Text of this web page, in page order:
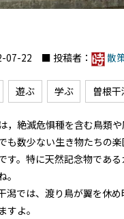
22 ■ 投稿者： 散
遊ぶ 学ぶ 曽根干
，絶滅危惧種を含む鳥類
も数少ない生き物たちの
す。特に天然記念物であ
潟では、渡り鳥が翼を休
すよ。